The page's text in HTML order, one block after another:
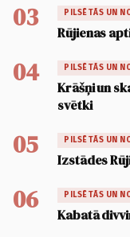
03 PILSĒTĀS UN
Rūjienas
04 PILSĒTĀS UN
Krāšņi un
svētki
05 PILSĒTĀS UN
Izstādes
06 PILSĒTĀS UN
Kabatā